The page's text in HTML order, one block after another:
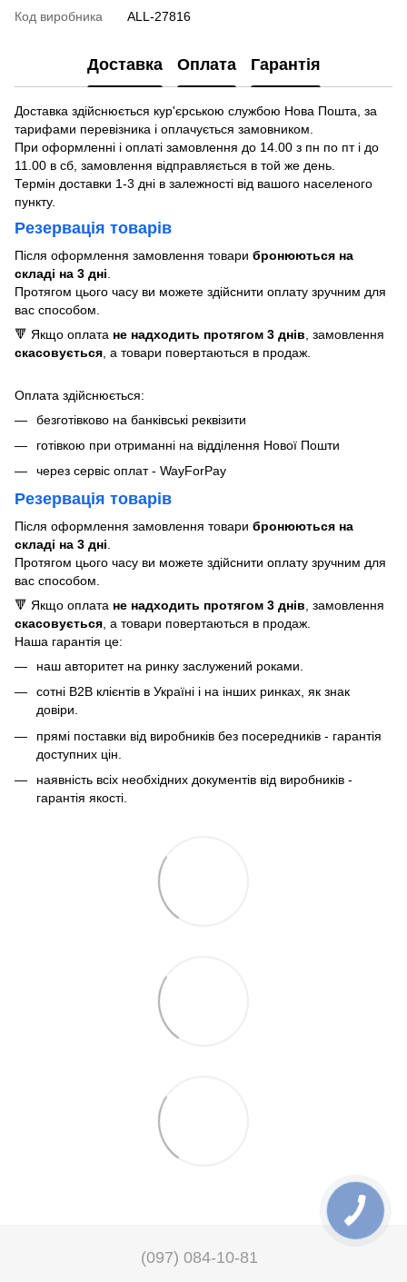
Код виробника
ALL-27816
Доставка Оплата Гарантія
Доставка здійснюється кур'єрською службою Нова Пошта, за
тарифами перевізника і оплачується замовником.
При оформленні і оплаті замовлення до 14.00 з пн по пт і до
11.00 в сб, замовлення відправляється в той же день.
Термін доставки 1-3 дні в залежності від вашого населеного
пункту.
Резервація товарів
Після оформлення замовлення товари бронюються на
складі на 3 дні
Протягом цього часу ви можете здійснити оплату зручним для
вас способом.
🔻 Якщо оплата не надходить протягом 3 днів , замовлення
скасовується , а товари повертаються в продаж.
Оплата здійснюється:
безготівково на банківські реквізити
готівкою при отриманні на відділення Нової Пошти
через сервіс оплат - WayForPay
Резервація товарів
Після оформлення замовлення товари бронюються на
складі на 3 дні
Протягом цього часу ви можете здійснити оплату зручним для
вас способом.
🔻 Якщо оплата не надходить протягом 3 днів , замовлення
скасовується , а товари повертаються в продаж.
Наша гарантія це:
наш авторитет на ринку заслужений роками.
сотні B2B клієнтів в Україні і на інших ринках, як знак
довіри.
прямі поставки від виробників без посередників - гарантія
доступних цін.
наявність всіх необхідних документів від виробників -
гарантія якості.
(097) 084-10-81